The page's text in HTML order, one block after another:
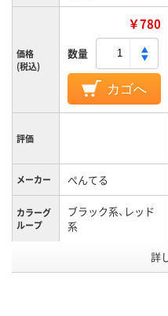
価格
(税込)
￥780
数量
カゴへ
評価
メーカー ぺんてる
カラーグ
ループ
ブラック系、レッド
系
詳